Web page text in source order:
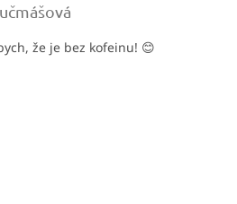
je 5 z 5 hvězdiček.
že je bez kofeinu! 😊